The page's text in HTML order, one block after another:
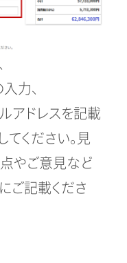
力、
アドレスを記載
てください。見
やご意見など
ご記載くださ